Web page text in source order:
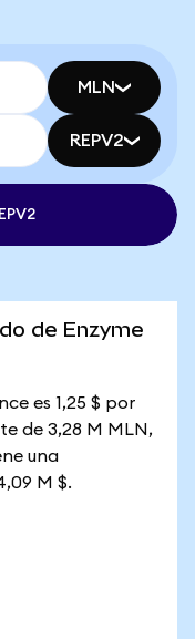
MLN
REPV2
de Enzyme
es 1,25 $ por
de 3,28 M MLN,
una
M $.